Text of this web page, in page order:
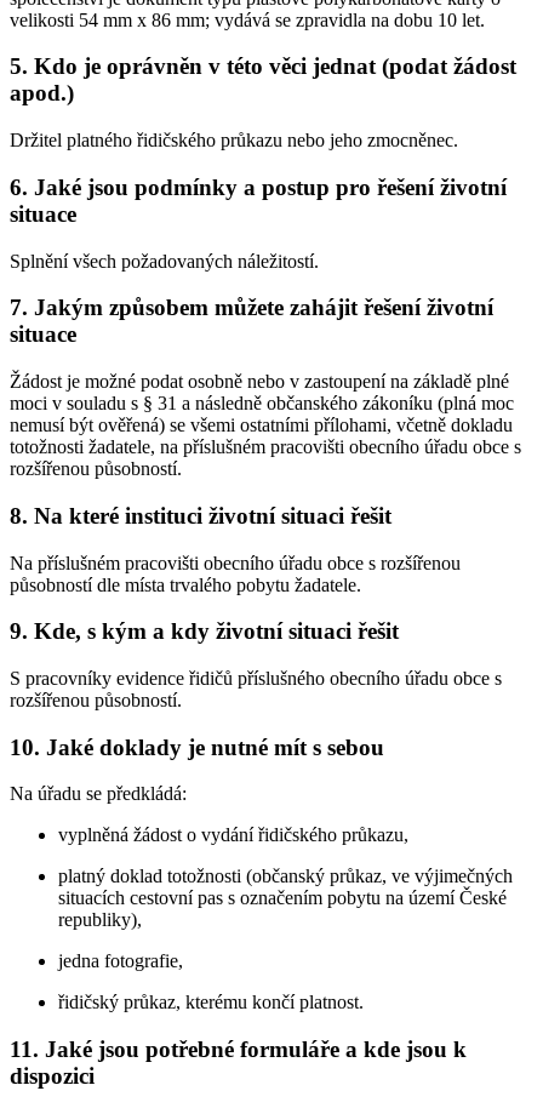
velikosti 54 mm x 86 mm; vydává se zpravidla na dobu 10 let.
5. Kdo je oprávněn v této věci jednat (podat žádost
apod.)
Držitel platného řidičského průkazu nebo jeho zmocněnec.
6. Jaké jsou podmínky a postup pro řešení životní
situace
Splnění všech požadovaných náležitostí.
7. Jakým způsobem můžete zahájit řešení životní
situace
Žádost je možné podat osobně nebo v zastoupení na základě plné
moci v souladu s § 31 a následně občanského zákoníku (plná moc
nemusí být ověřená) se všemi ostatními přílohami, včetně dokladu
totožnosti žadatele, na příslušném pracovišti obecního úřadu obce s
rozšířenou působností.
8. Na které instituci životní situaci řešit
Na příslušném pracovišti obecního úřadu obce s rozšířenou
působností dle místa trvalého pobytu žadatele.
9. Kde, s kým a kdy životní situaci řešit
S pracovníky evidence řidičů příslušného obecního úřadu obce s
rozšířenou působností.
10. Jaké doklady je nutné mít s sebou
Na úřadu se předkládá:
vyplněná žádost o vydání řidičského průkazu,
platný doklad totožnosti (občanský průkaz, ve výjimečných
situacích cestovní pas s označením pobytu na území České
republiky),
jedna fotografie,
řidičský průkaz, kterému končí platnost.
11. Jaké jsou potřebné formuláře a kde jsou k
dispozici